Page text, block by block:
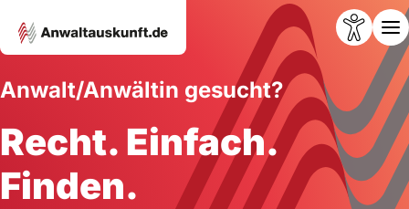
Anwalt/Anwältin gesucht?
Recht. Einfach.
Finden.